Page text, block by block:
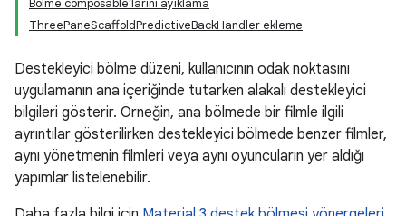
Bölme composable'larını ayıklama
ThreePaneScaffoldPredictiveBackHandler ekleme
Destekleyici bölme düzeni, kullanıcının odak noktasını
uygulamanın ana içeriğinde tutarken alakalı destekleyici
bilgileri gösterir. Örneğin, ana bölmede bir filmle ilgili
ayrıntılar gösterilirken destekleyici bölmede benzer filmler,
aynı yönetmenin filmleri veya aynı oyuncuların yer aldığı
yapımlar listelenebilir.